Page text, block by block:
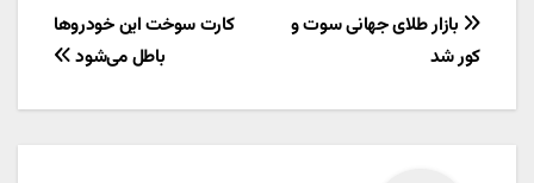
راهبری
نوشته
کارت سوخت این خودروها
باطل می‌شود
بازار طلای جهانی سوت و
کور شد